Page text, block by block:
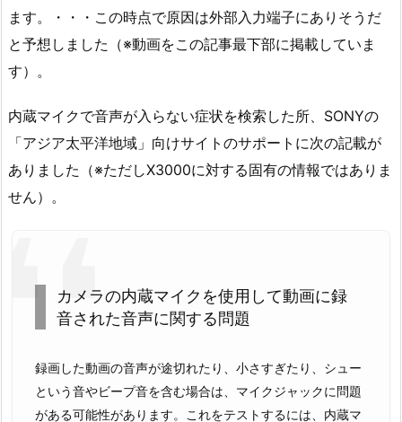
ます。・・・この時点で原因は外部入力端子にありそうだ
と予想しました（※動画をこの記事最下部に掲載していま
す）。
内蔵マイクで音声が入らない症状を検索した所、SONYの
「アジア太平洋地域」向けサイトのサポートに次の記載が
ありました（※ただしX3000に対する固有の情報ではありま
せん）。
カメラの内蔵マイクを使用して動画に録
音された音声に関する問題
録画した動画の音声が途切れたり、小さすぎたり、シュー
という音やビープ音を含む場合は、マイクジャックに問題
がある可能性があります。これをテストするには、内蔵マ